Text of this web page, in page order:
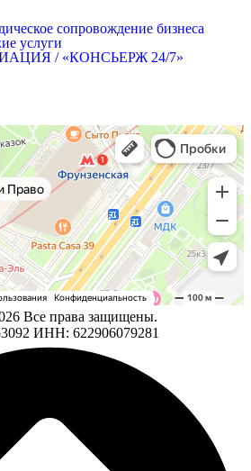
сопровождение бизнеса
услуги
/ «КОНСЬЕРЖ 24/7»
Все права защищены.
ИНН: 622906079281